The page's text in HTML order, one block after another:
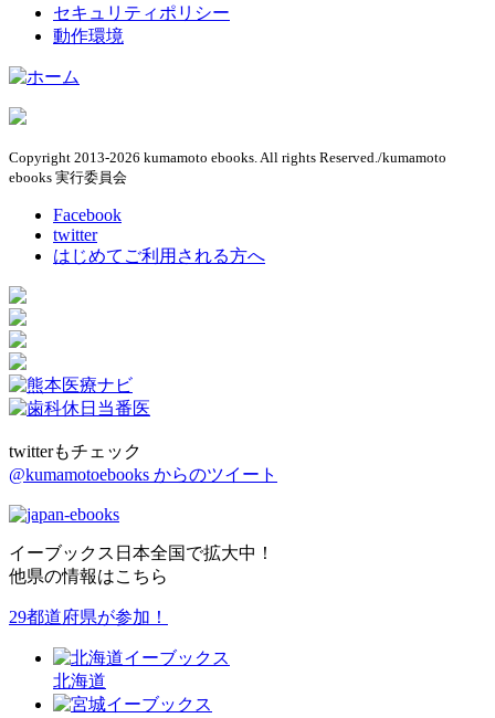
セキュリティポリシー
動作環境
Copyright 2013-2026 kumamoto ebooks. All rights Reserved./kumamoto
ebooks 実行委員会
Facebook
twitter
はじめてご利用される方へ
twitterもチェック
@kumamotoebooks からのツイート
イーブックス日本全国で拡大中！
他県の情報はこちら
29都道府県が参加！
北海道